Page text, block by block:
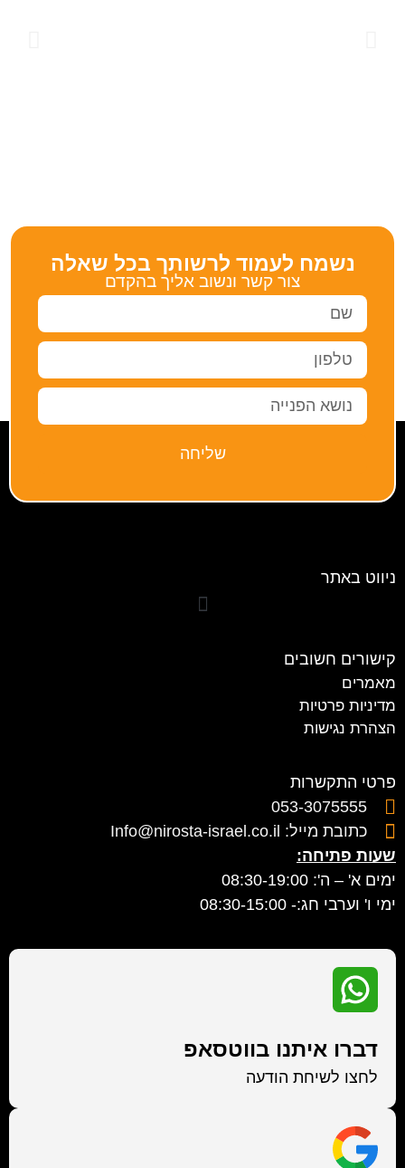
נשמח לעמוד לרשותך בכל שאלה
צור קשר ונשוב אליך בהקדם
שליחה
ניווט באתר
קישורים חשובים
מאמרים
מדיניות פרטיות
הצהרת נגישות
פרטי התקשרות
053-3075555
כתובת מייל: Info@nirosta-israel.co.il
שעות פתיחה:
ימים א' – ה': 08:30-19:00
ימי ו' וערבי חג:- 08:30-15:00
דברו איתנו בווטסאפ
לחצו לשיחת הודעה